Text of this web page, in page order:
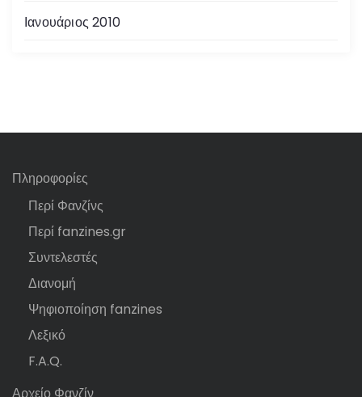
Ιανουάριος 2010
Πληροφορίες
Περί Φανζίνς
Περί fanzines.gr
Συντελεστές
Διανομή
Ψηφιοποίηση fanzines
Λεξικό
F.A.Q.
Αρχείο Φανζίν